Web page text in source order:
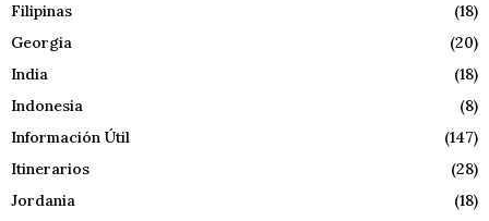
Filipinas
(18)
Georgia
(20)
India
(18)
Indonesia
(8)
Información Útil
(147)
Itinerarios
(28)
Jordania
(18)